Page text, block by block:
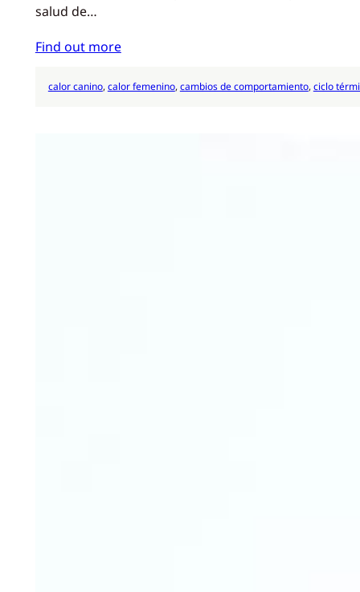
salud de…
Find out more
calor canino, calor femenino, cambios de comportamiento, ciclo